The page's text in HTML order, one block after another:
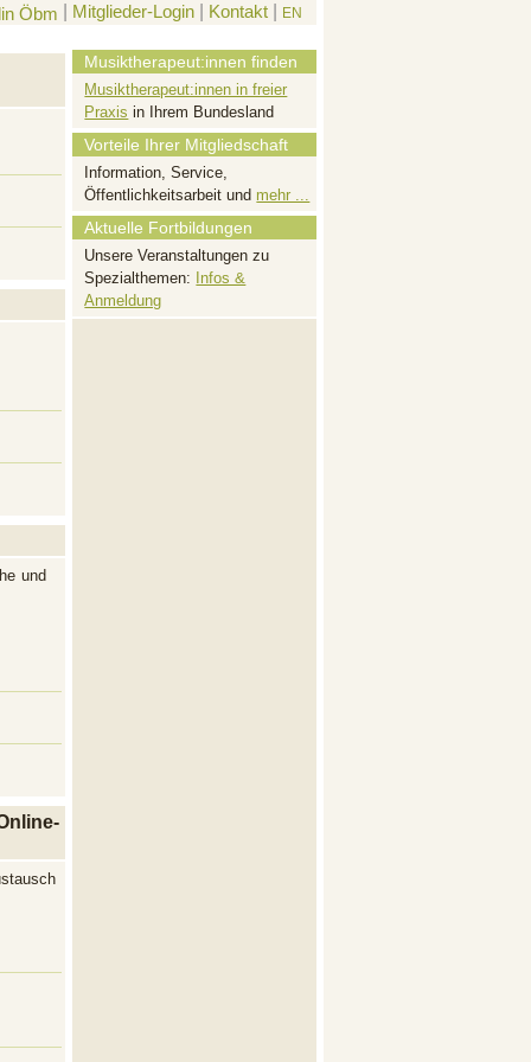
Mitglieder-Login| Kontakt| EN
und
Musiktherapeut:innen finden
Musiktherapeut:innen in freier
Praxis in Ihrem Bundesland
Vorteile Ihrer Mitgliedschaft
Information, Service,
Öffentlichkeitsarbeit und mehr ...
Aktuelle Fortbildungen
Unsere Veranstaltungen zu
Spezialthemen:
Infos &
Anmeldung